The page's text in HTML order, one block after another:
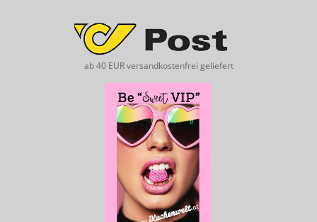
ab 40 EUR versandkostenfrei geliefert